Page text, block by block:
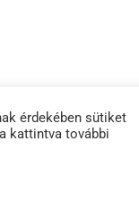
érdekében sütiket
kattintva további